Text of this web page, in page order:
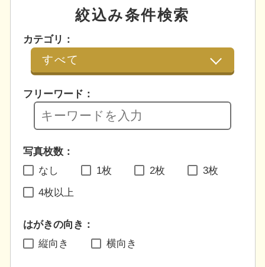
絞込み条件検索
カテゴリ：
フリーワード：
写真枚数：
なし
1枚 2枚 3枚
4枚以上
はがきの向き：
縦向き
横向き